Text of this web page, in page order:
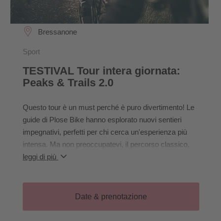
Bressanone
Sport
TESTIVAL Tour intera giornata:
Peaks & Trails 2.0
Questo tour è un must perché è puro divertimento! Le
guide di Plose Bike hanno esplorato nuovi sentieri
impegnativi, perfetti per chi cerca un'esperienza più
intensa. Ma non preoccupatevi, il percorso classico,
più semplice, rimane per chi preferisce una giornata
tour: vi attendono tre cime mozzafiato, con percorsi
che variano da tecnici a scorrevoli!
leggi di più
Date & prenotazione